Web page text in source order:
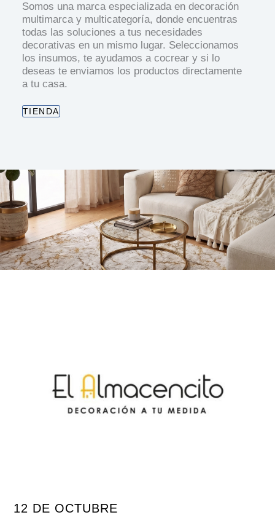
Somos una marca especializada en decoración
multimarca y multicategoría, donde encuentras
todas las soluciones a tus necesidades
decorativas en un mismo lugar. Seleccionamos
los insumos, te ayudamos a cocrear y si lo
deseas te enviamos los productos directamente
a tu casa.
TIENDA
12 DE OCTUBRE